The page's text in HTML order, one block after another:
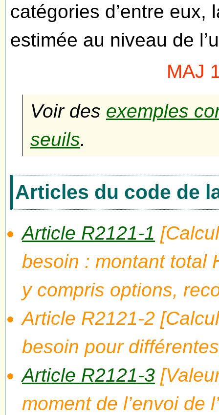
catégories d’entre eux,
estimée au niveau de
MAJ
Voir des exemples
seuils.
Articles du code de
Article R2121-1
besoin : montant total
y compris options,
Article R2121-2
besoin pour
Article R2121-3
moment de l’envoi de